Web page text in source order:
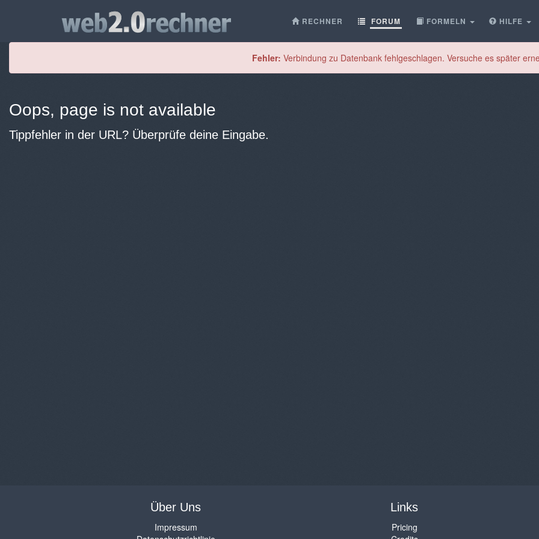
RECHNER FORUM FORMELN HILFE
Fehler: Verbindung zu Datenbank fehlgeschlagen. Versuche es später
Oops, page is not available
Tippfehler in der URL? Überprüfe deine Eingabe.
Über Uns
Impressum
Links
Pricing